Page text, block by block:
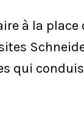
à la
qui